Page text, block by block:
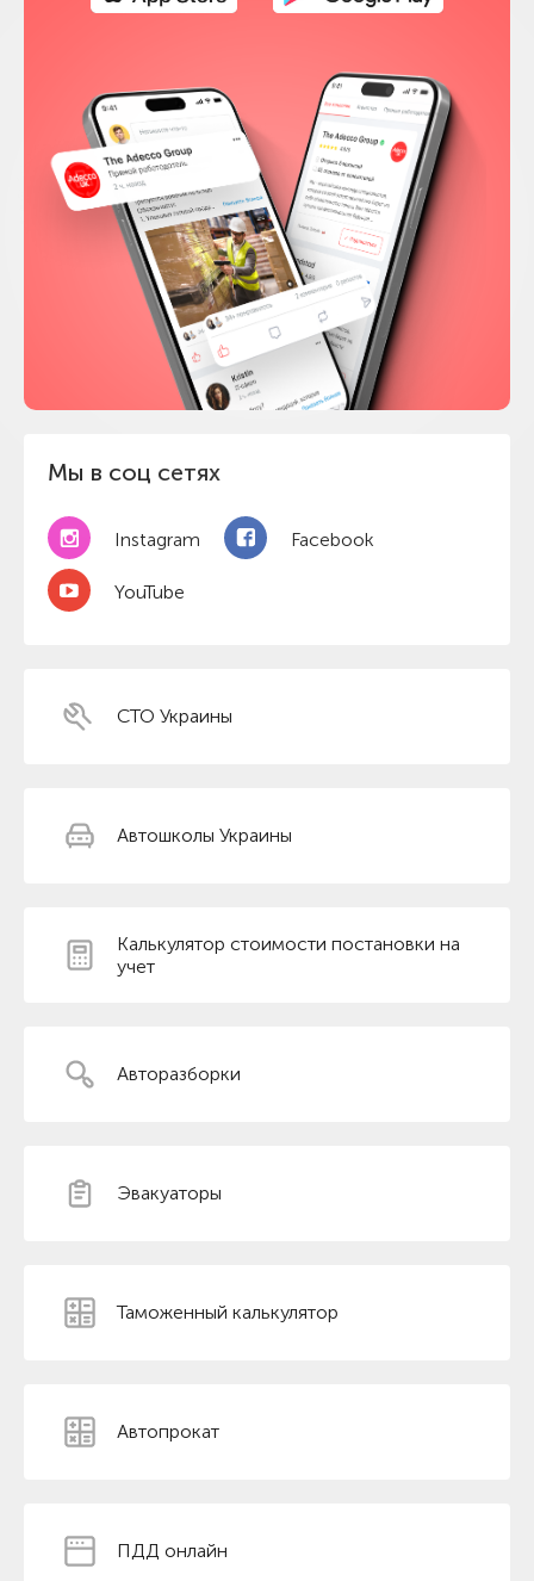
Мы в соц сетях
Instagram Facebook
YouTube
СТО Украины
Автошколы Украины
Калькулятор стоимости постановки на
учет
Авторазборки
Эвакуаторы
Таможенный калькулятор
Автопрокат
ПДД онлайн